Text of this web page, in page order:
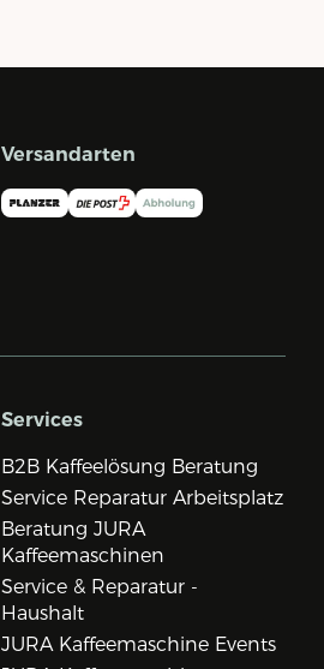
Versandarten
Services
B2B Kaffeelösung Beratung
Service Reparatur Arbeitsplatz
Beratung JURA
Kaffeemaschinen
Service & Reparatur -
Haushalt
JURA Kaffeemaschine Events